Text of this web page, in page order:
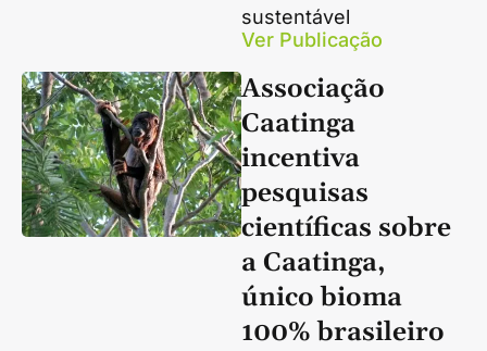
sustentável
Ver Publicação
Associação
Caatinga
incentiva
pesquisas
científicas sobre
a Caatinga,
único bioma
100% brasileiro